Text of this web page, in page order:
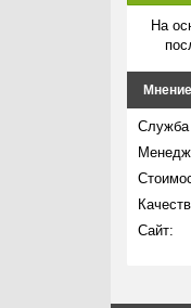
На
Служба
Сайт: